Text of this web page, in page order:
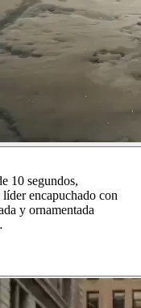
10 segundos,
encapuchado con
y ornamentada